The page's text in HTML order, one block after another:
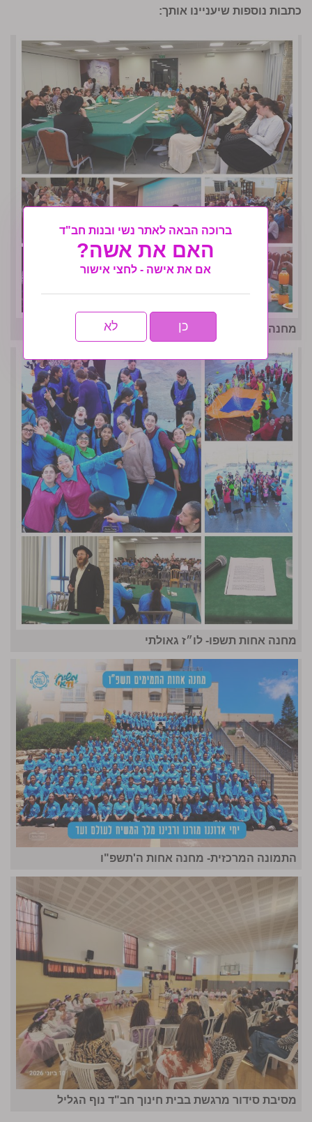
כתבות נוספות שיעניינו אותך:
מחנה אחות המסורתי נפתח בסערה- גלריה שניה
מחנה אחות תשפו- לו״ז גאולתי
התמונה המרכזית- מחנה אחות ה'תשפ"ו
מסיבת סידור מרגשת בבית חינוך חב"ד נוף הגליל
ברוכה הבאה לאתר נשי ובנות חב"ד
האם את אשה?
אם את אישה - לחצי אישור
כן לא